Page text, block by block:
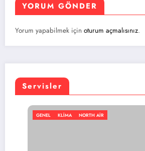
YORUM GÖNDER
Yorum yapabilmek için oturum açmalısınız.
Servisler